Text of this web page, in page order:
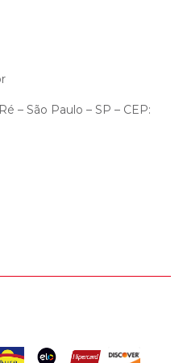
– São Paulo – SP – CEP: